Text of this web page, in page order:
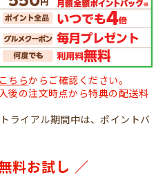
こちらからご確認ください。
後の注文時点から特典の配送料
ライアル期間中は、ポイントバ
料お試し ／